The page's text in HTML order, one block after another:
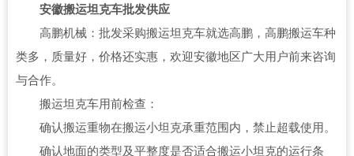
安徽搬运坦克车批发供应
高鹏机械：批发采购搬运坦克车就选高鹏，高鹏搬运车种
类多，质量好，价格还实惠，欢迎安徽地区广大用户前来咨询
与合作。
搬运坦克车用前检查：
确认搬运重物在搬运小坦克承重范围内，禁止超载使用。
确认地面的类型及平整度是否适合搬运小坦克的运行条